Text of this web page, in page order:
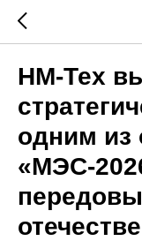
НМ-Тех
одним из
«МЭС-